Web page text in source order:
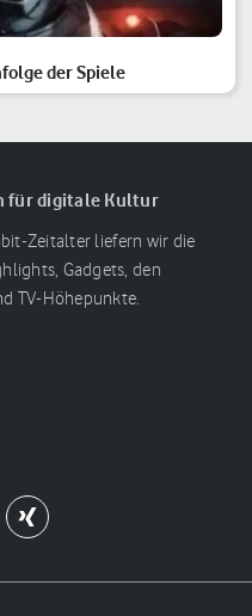
der Spiele
für digitale Kultur
Zeitalter liefern wir die
Gadgets, den
TV-Höhepunkte.